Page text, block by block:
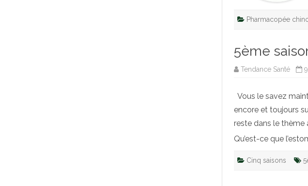
Pharmacopée
5ème
Tendance Santé
Vous le savez
encore et toujours
reste dans le thème
Qu’est-ce que
Cinq saisons